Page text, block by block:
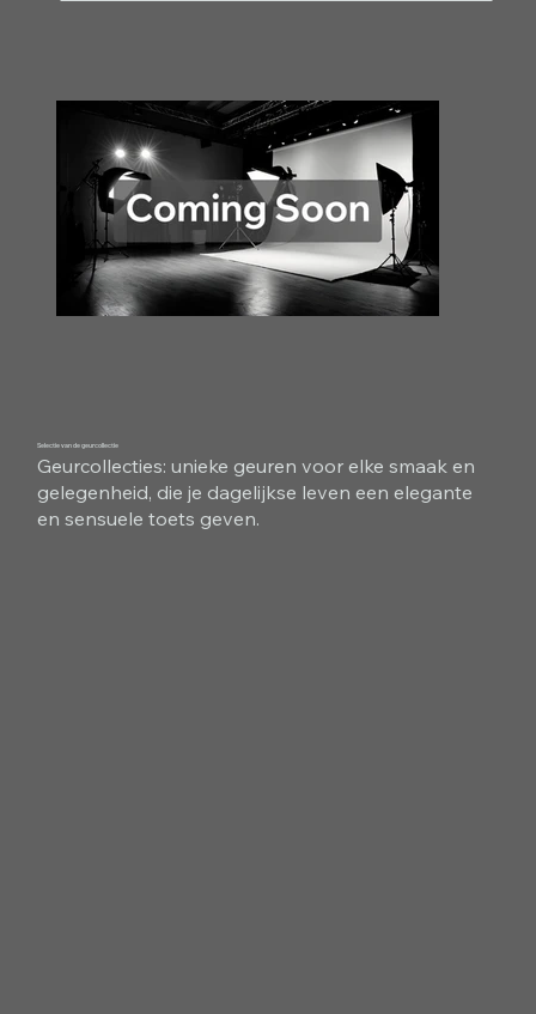
Selectie van de geurcollectie
Geurcollecties: unieke geuren voor elke smaak en
gelegenheid, die je dagelijkse leven een elegante
en sensuele toets geven.